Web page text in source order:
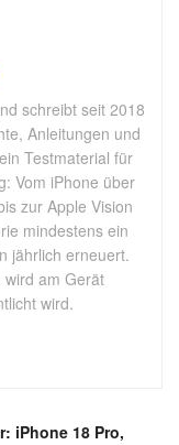
schreibt seit 2018
Anleitungen und
Testmaterial für
Vom iPhone über
zur Apple Vision
mindestens ein
jährlich erneuert.
am Gerät
wird.
iPhone 18 Pro,